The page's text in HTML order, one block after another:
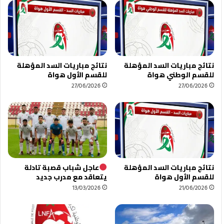
ة
ل
ك
ر
ة
ا
ل
ق
د
ت
ف
ت
ت
ح
ل
م
ل
ب
ص
ص
ة
ل
ل
م
ل
ح
ق
ل
إ
ف
ر
ي
ي
نتائج مباريات السد المؤهلة
للقسم الوطني هواة
27/06/2026
نتائج مباريات السد المؤهلة
للقسم الأول هواة
27/06/2026
نتائج مباريات السد المؤهلة
للقسم الأول هواة
21/06/2026
عاجل شباب قصبة تادلة
يتعاقد مع مدرب جديد
13/03/2026